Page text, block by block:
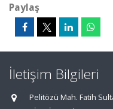
Paylaş
İletişim Bilgileri
Pelitözü Mah. Fatih